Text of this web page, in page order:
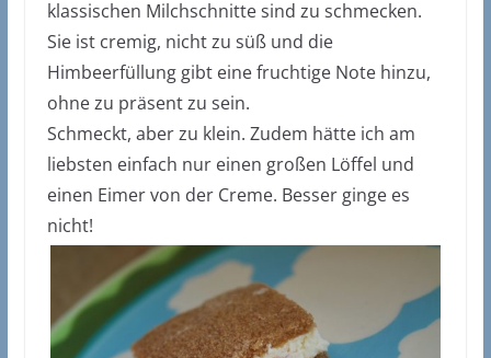
klassischen Milchschnitte sind zu schmecken.
Sie ist cremig, nicht zu süß und die
Himbeerfüllung gibt eine fruchtige Note hinzu,
ohne zu präsent zu sein.
Schmeckt, aber zu klein. Zudem hätte ich am
liebsten einfach nur einen großen Löffel und
einen Eimer von der Creme. Besser ginge es
nicht!